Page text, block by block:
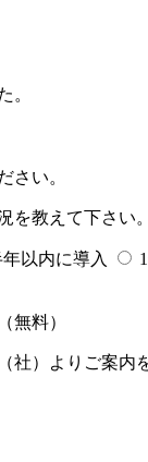
。
さい。
を教えて下さい。
以内に導入
（無料）
社）よりご案内